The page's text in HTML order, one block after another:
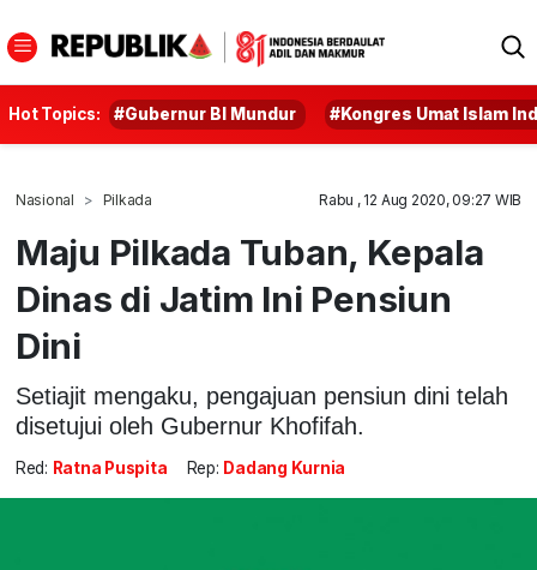
Hot Topics: #Gubernur BI Mundur #Kongres Umat Islam
Nasional Pilkada Rabu , 12 Aug 2020, 09:27 WIB
Maju Pilkada Tuban, Kepala
Dinas di Jatim Ini Pensiun
Dini
Setiajit mengaku, pengajuan pensiun dini telah
disetujui oleh Gubernur Khofifah.
Red: Ratna Puspita Rep: Dadang Kurnia